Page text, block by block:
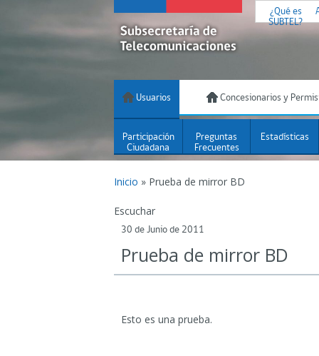
¿Qué es
SUBTEL?
Usuarios Concesionarios y
Participación
Ciudadana
Preguntas
Frecuentes
Estadísticas
Inicio » Prueba de mirror BD
Escuchar
30 de Junio de 2011
Prueba de mirror BD
Esto es una prueba.